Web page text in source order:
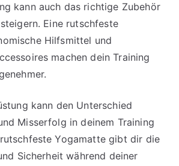
kann auch das richtige Zubehör
Eine rutschfeste
Hilfsmittel und
machen dein Training
kann den Unterschied
Misserfolg in deinem Training
Yogamatte gibt dir die
Sicherheit während deiner